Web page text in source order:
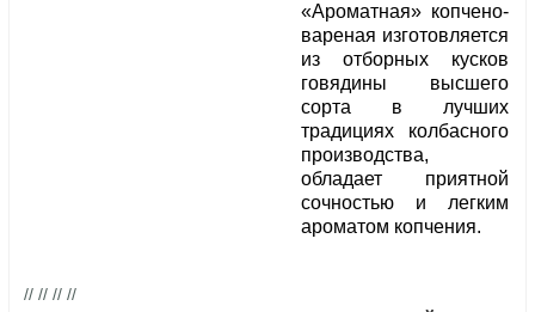
«Ароматная» копчено-
вареная изготовляется
из отборных кусков
говядины высшего
сорта в лучших
традициях колбасного
производства,
обладает приятной
сочностью и легким
ароматом копчения.
// // // //